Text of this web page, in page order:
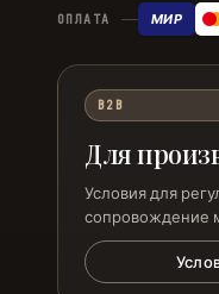
ОПЛАТА МИР
B2B
Для
Условия для
сопровождение